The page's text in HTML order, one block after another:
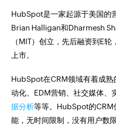
HubSpot是一家起源于美国的
Brian Halligan和Dharmesh
（MIT）创立，先后融资到E
上市。
HubSpot在CRM领域有着成熟
动化、EDM营销、社交媒体、
据分析等等。HubSpot的CRM
能，无时间限制，没有用户数